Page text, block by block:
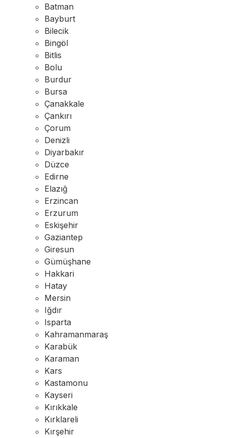
Batman
Bayburt
Bilecik
Bingöl
Bitlis
Bolu
Burdur
Bursa
Çanakkale
Çankırı
Çorum
Denizli
Diyarbakır
Düzce
Edirne
Elazığ
Erzincan
Erzurum
Eskişehir
Gaziantep
Giresun
Gümüşhane
Hakkari
Hatay
Mersin
Iğdır
Isparta
Kahramanmaraş
Karabük
Karaman
Kars
Kastamonu
Kayseri
Kırıkkale
Kırklareli
Kırşehir